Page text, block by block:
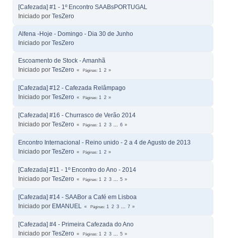
[Cafezada] #1 - 1º Encontro SAABsPORTUGAL
Iniciado por TesZero
Alfena -Hoje - Domingo - Dia 30 de Junho
Iniciado por TesZero
Escoamento de Stock - Amanhã
Iniciado por TesZero Páginas 1 2
[Cafezada] #12 - Cafezada Relâmpago
Iniciado por TesZero Páginas 1 2
[Cafezada] #16 - Churrasco de Verão 2014
Iniciado por TesZero Páginas 1 2 3 ... 6
Encontro Internacional - Reino unido - 2 a 4 de Agusto de 2013
Iniciado por TesZero Páginas 1 2
[Cafezada] #11 - 1º Encontro do Ano - 2014
Iniciado por TesZero Páginas 1 2 3 ... 5
[Cafezada] #14 - SAABor a Café em Lisboa
Iniciado por EMANUEL Páginas 1 2 3 ... 7
[Cafezada] #4 - Primeira Cafezada do Ano
Iniciado por TesZero Páginas 1 2 3 ... 5